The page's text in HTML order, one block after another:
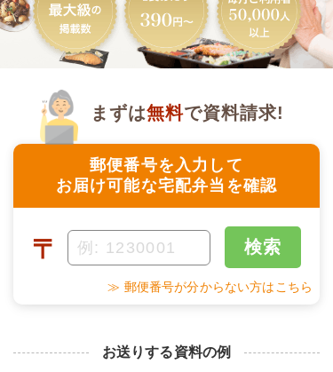
郵便番号を入力して
お届け可能な宅配弁当を確認
まずは無料で資料請求!
〒 検索
≫ 郵便番号が分からない方はこちら
お送りする資料の例